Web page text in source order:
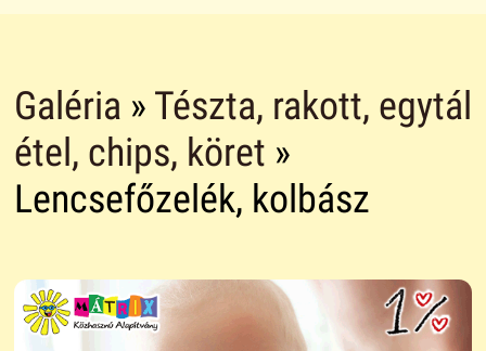
Galéria » Tészta, rakott, egytál
étel, chips, köret »
Lencsefőzelék, kolbász